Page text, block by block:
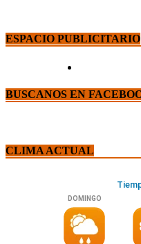
ESPACIO PUBLICITARIO
BUSCANOS EN
CLIMA ACTUAL